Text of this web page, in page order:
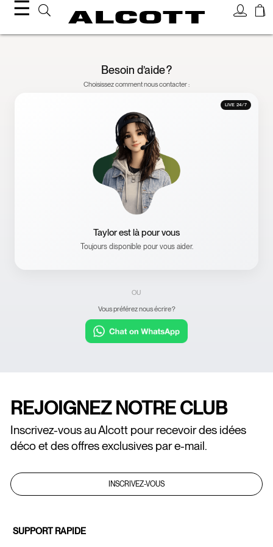
☰
Besoin d’aide ?
Choisissez comment nous contacter :
LIVE 24/7
Taylor est là pour vous
Toujours disponible pour vous aider.
OU
Vous préférez nous écrire ?
REJOIGNEZ NOTRE CLUB
Inscrivez-vous au Alcott pour recevoir des idées
déco et des offres exclusives par e-mail.
INSCRIVEZ-VOUS
SUPPORT RAPIDE